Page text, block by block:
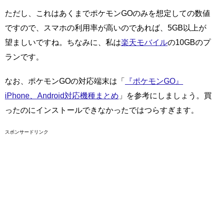
ただし、これはあくまでポケモンGOのみを想定しての数値
ですので、スマホの利用率が高いのであれば、5GB以上が
望ましいですね。ちなみに、私は楽天モバイルの10GBのプ
ランです。
なお、ポケモンGOの対応端末は「
『ポケモンGO』
iPhone、Android対応機種まとめ 」を参考にしましょう。買
ったのにインストールできなかったではつらすぎます。
スポンサードリンク